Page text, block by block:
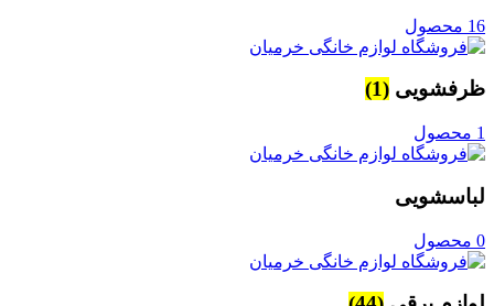
16 محصول
ظرفشویی (1)
1 محصول
لباسشویی
0 محصول